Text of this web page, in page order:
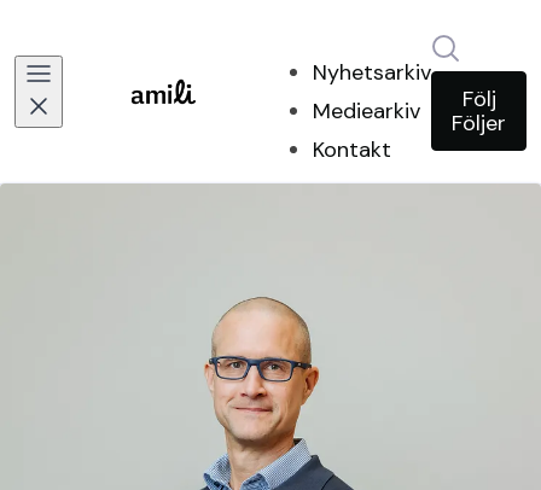
Nyhetsarkiv
Mediearkiv
Kontakt
Följ
Följer